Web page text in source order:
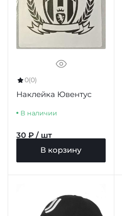
0(0)
Наклейка Ювентус
В наличии
30 ₽ / шт
В корзину